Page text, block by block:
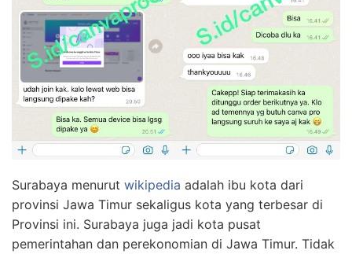
Surabaya menurut wikipedia adalah ibu kota dari
provinsi Jawa Timur sekaligus kota yang terbesar di
Provinsi ini. Surabaya juga jadi kota pusat
pemerintahan dan perekonomian di Jawa Timur. Tidak